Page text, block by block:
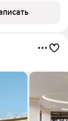
компании.